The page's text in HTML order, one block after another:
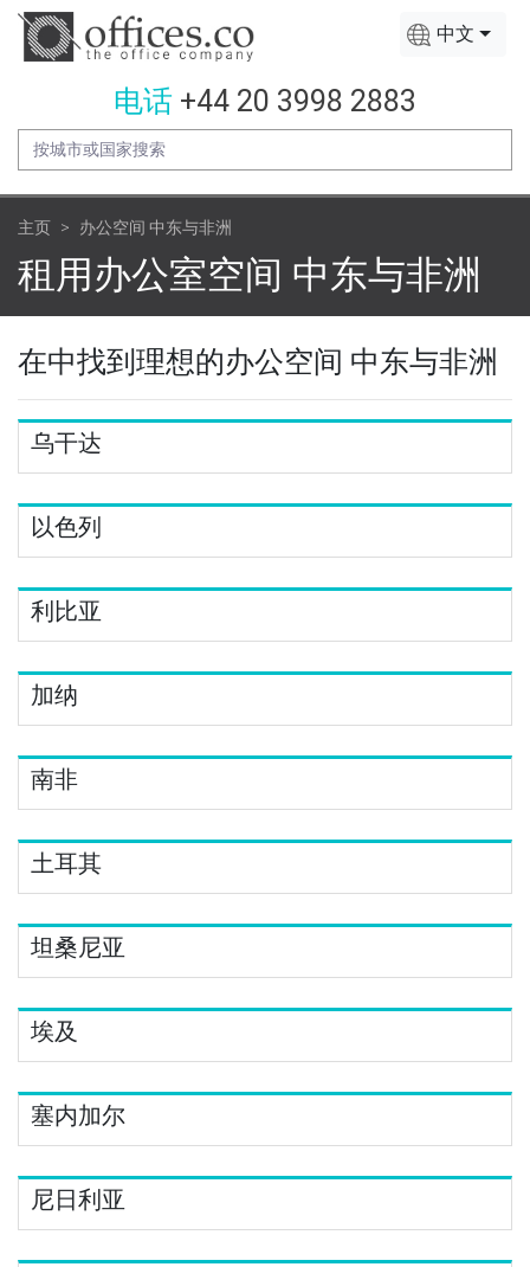
中文
电话 +44 20 3998 2883
主页 办公空间 中东与非洲
租用办公室空间 中东与非洲
在中找到理想的办公空间 中东与非洲
乌干达
以色列
利比亚
加纳
南非
土耳其
坦桑尼亚
埃及
塞内加尔
尼日利亚